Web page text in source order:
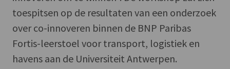
toespitsen op de resultaten van een onderzoek
over co-innoveren binnen de BNP Paribas
Fortis-leerstoel voor transport, logistiek en
havens aan de Universiteit Antwerpen.